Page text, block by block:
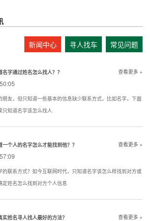
新闻中心 寻人找车 常见问题
名字通过姓名怎么找人？？ 查看更多 +
朋友，但只知道一些基本的信息缺少联系方式，比如名字，下面
只知道名字该怎么找人
一个人的名字怎么才能找到他？？ 查看更多 +
的联系方式？如今互联网时代，只知道名字该怎么样找到对方或
定姓名怎么找到对方个人信息
实姓名寻人找人最好的方法？ 查看更多 +